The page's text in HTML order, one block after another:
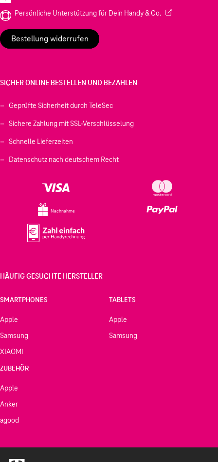
Persönliche Unterstützung für Dein Handy & Co. (Wird in einem
Bestellung widerrufen
SICHER ONLINE BESTELLEN UND BEZAHLEN
Geprüfte Sicherheit durch TeleSec
Sichere Zahlung mit SSL-Verschlüsselung
Schnelle Lieferzeiten
Datenschutz nach deutschem Recht
Nachnahme
HÄUFIG GESUCHTE HERSTELLER
SMARTPHONES
Apple
Samsung
XIAOMI
TABLETS
Apple
Samsung
ZUBEHÖR
Apple
Anker
agood